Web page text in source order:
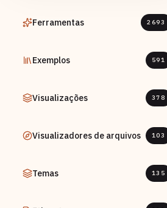
Ferramentas 2693
Exemplos 591
Visualizações 378
Visualizadores de arquivos 103
Temas 135